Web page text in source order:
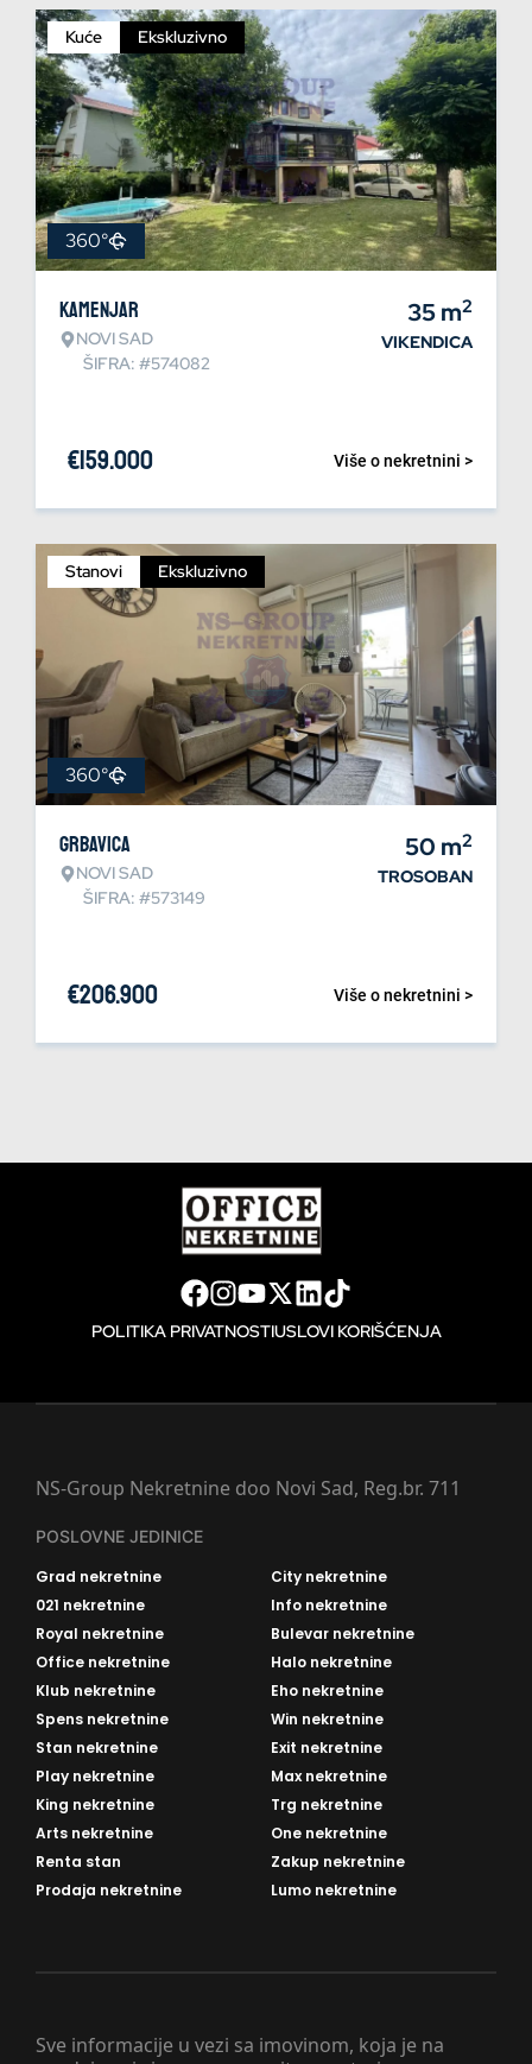
Kuće Ekskluzivno
360°
Kamenjar
NOVI SAD
ŠIFRA: #574082
35m2
VIKENDICA
Više o nekretnini >
€159.000
Stanovi Ekskluzivno
360°
Grbavica
NOVI SAD
ŠIFRA: #573149
50 m2
TROSOBAN
Više o nekretnini >
€206.900
POLITIKA PRIVATNOSTIUSLOVI KORIŠĆENJA
Sve informacije u vezi sa imovinom, koja je na
NS-Group Nekretnine doo Novi Sad, Reg.br. 711
POSLOVNE JEDINICE
Grad nekretnine
City nekretnine
021 nekretnine
Info nekretnine
Royal nekretnine
Bulevar nekretnine
Office nekretnine
Halo nekretnine
Klub nekretnine
Eho nekretnine
Spens nekretnine
Win nekretnine
Stan nekretnine
Exit nekretnine
Play nekretnine
Max nekretnine
King nekretnine
Trg nekretnine
Arts nekretnine
One nekretnine
Renta stan
Zakup nekretnine
Prodaja nekretnine
Lumo nekretnine